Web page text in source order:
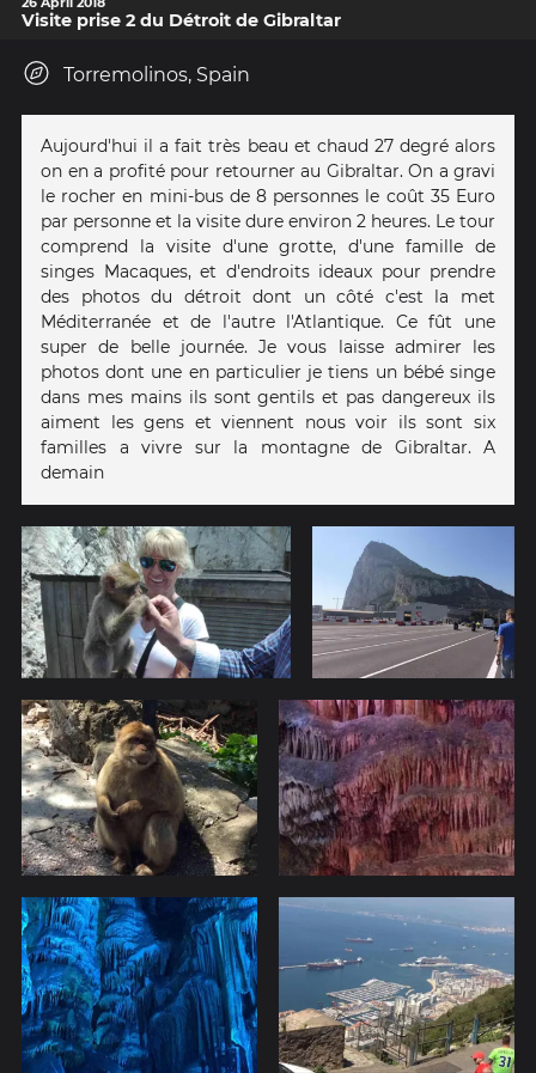
Visite prise 2 du Détroit de Gibraltar
Torremolinos, Spain
Aujourd'hui il a fait très beau et chaud 27 degré alors
on en a profité pour retourner au Gibraltar. On a gravi
le rocher en mini-bus de 8 personnes le coût 35 Euro
par personne et la visite dure environ 2 heures. Le tour
comprend la visite d'une grotte, d'une famille de
singes Macaques, et d'endroits ideaux pour prendre
des photos du détroit dont un côté c'est la met
Méditerranée et de l'autre l'Atlantique. Ce fût une
super de belle journée. Je vous laisse admirer les
photos dont une en particulier je tiens un bébé singe
dans mes mains ils sont gentils et pas dangereux ils
aiment les gens et viennent nous voir ils sont six
familles a vivre sur la montagne de Gibraltar. A
demain